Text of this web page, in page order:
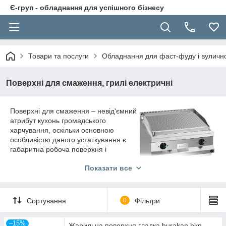
Є-груп - обладнання для успішного бізнесу
Товари та послуги Обладнання для фаст-фуду і
Поверхні для смаження, грилі електричні
Поверхні для смаження – невід'ємний
атрибут кухонь громадського
харчування, оскільки основною
особливістю даного устаткування є
габаритна робоча поверхня і
нагрівання. Так, кухарі ресторанів,
готувати одночасно великий обсяг
кулінарних страв, що істотно
прискорює обслуговування клієнтів.
Показати все
Сортування 0 Фільтри
–15%